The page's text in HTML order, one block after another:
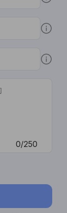
0/250